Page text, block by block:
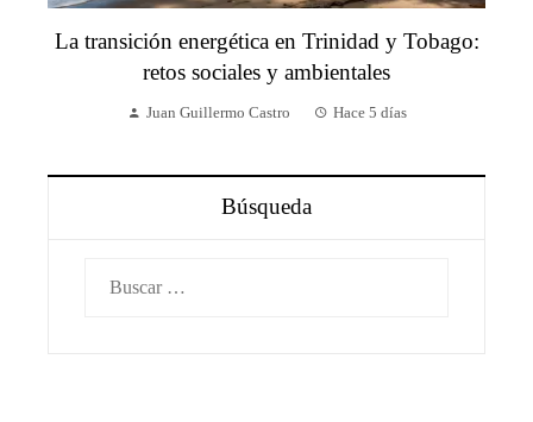
La transición energética en Trinidad y Tobago:
retos sociales y ambientales
Juan Guillermo Castro Hace 5 días
Búsqueda